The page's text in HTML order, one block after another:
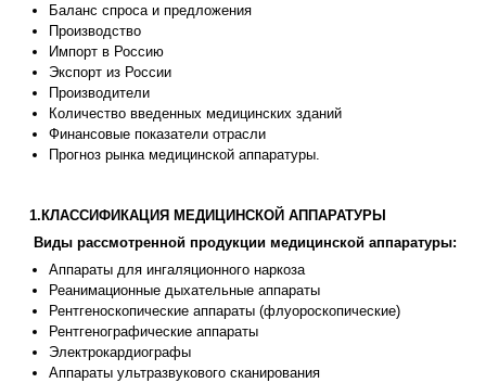
Баланс спроса и предложения
Производство
Импорт в Россию
Экспорт из России
Производители
Количество введенных медицинских зданий
Финансовые показатели отрасли
Прогноз рынка медицинской аппаратуры.
1.КЛАССИФИКАЦИЯ МЕДИЦИНСКОЙ АППАРАТУРЫ
Виды рассмотренной продукции медицинской аппаратуры:
Аппараты для ингаляционного наркоза
Реанимационные дыхательные аппараты
Рентгеноскопические аппараты (флуороскопические)
Рентгенографические аппараты
Электрокардиографы
Аппараты ультразвукового сканирования